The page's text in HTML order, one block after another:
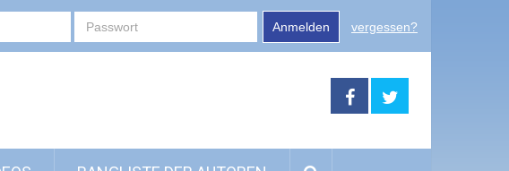
Anmelden vergessen?